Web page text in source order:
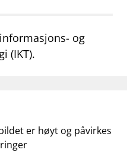
og
(IKT).
er høyt og påvirkes